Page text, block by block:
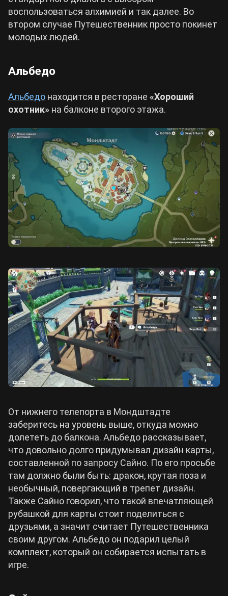
воспользоваться алхимией и так далее. Во
втором случае Путешественник просто покинет
молодых людей.
Альбедо
Альбедо находится в ресторане «Хороший
охотник» на балконе второго этажа.
От нижнего телепорта в Мондштадте
заберитесь на уровень выше, откуда можно
долететь до балкона. Альбедо рассказывает,
что довольно долго придумывал дизайн карты,
составленной по запросу Сайно. По его просьбе
там должно были быть: дракон, крутая поза и
необычный, повергающий в трепет дизайн.
Также Сайно говорил, что такой впечатляющей
рубашкой для карты стоит поделиться с
друзьями, а значит считает Путешественника
своим другом. Альбедо он подарил целый
комплект, который он собирается испытать в
игре.